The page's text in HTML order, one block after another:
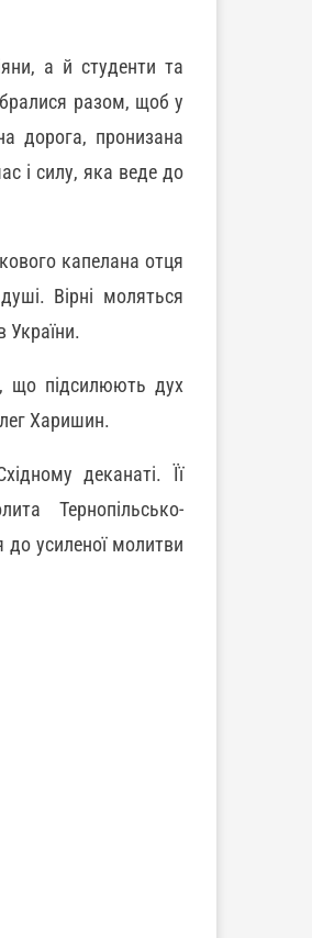
а й студенти та
разом, щоб у
дорога, пронизана
і силу, яка веде до
капелана отця
Вірні моляться
України.
що підсилюють дух
Харишин.
деканаті. Її
Тернопільсько-
до усиленої молитви